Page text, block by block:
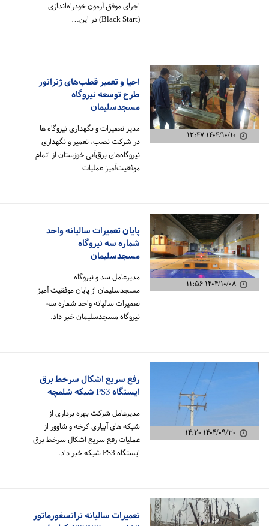
اجرای موفق آزمون خودراه‌اندازی
۱۴۰۴/۱۰/۱۰ ۱۲:۴۷
احیا و تعمیر قطب‌های ژنراتور
طرح توسعه نیروگاه
مسجدسلیمان
مدیر تعمیرات و نگهداری نیروگاه ها
در شرکت نصب، تعمیر و نگهداری
نیروگاه‌های برق‌آبی خوزستان از اتمام
موفقیت‌آمیز عملیات…
۱۴۰۴/۱۰/۰۸ ۱۱:۵۶
پایان تعمیرات سالیانه واحد
شماره سه نیروگاه
مسجدسلیمان
مدیرعامل سد و نیروگاه
مسجدسلیمان از پایان موفقیت آمیز
تعمیرات سالیانه واحد شماره سه
نیروگاه مسجدسلیمان خبر داد.
۱۴۰۴/۰۹/۳۰ ۱۴:۲۰
رفع سریع اشکال سرخط برق
ایستگاه PS3 شبکه شلمچه
مدیرعامل شرکت بهره برداری از
شبکه های آبیاری کرخه و شاوور از
عملیات رفع سریع اشکال سرخط برق
ایستگاه PS3 شبکه خبر داد.
تعمیرات سالیانه ترانسفورماتور